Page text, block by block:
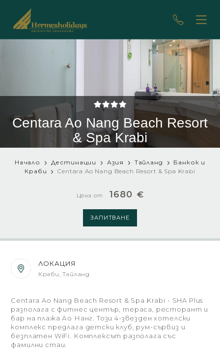
Centara Ao Nang Beach Resort
& Spa Krabi
Начало Дестинации Азия Тайланд
Банкок и
Краби
Centara Ao Nang Beach Resort & Spa Krabi
Цена от 1680 €
ЗАПИТВАНЕ
ЛОКАЦИЯ
Краби, Тайланд
Centara Ao Nang Beach Resort & Spa Krabi - SHA Plus
разполага с фитнес център, тераса, ресторант и
бар на плажа Ао Нанг. Този 4-звезден хотелски
комплекс предлага детски клуб, рум-сървиз и
безплатен WiFi. Комплексът разполага със
фамилни стаи.